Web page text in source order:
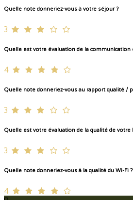
Quelle note donneriez-vous à votre séjour ?
3
Quelle est votre évaluation de la communication
4
Quelle note donneriez-vous au rapport qualité /
3
Quelle est votre évaluation de la qualité de votre
3
Quelle note donneriez-vous à la qualité du Wi-Fi ?
4